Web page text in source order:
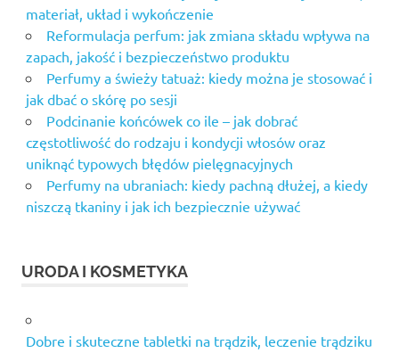
materiał, układ i wykończenie
Reformulacja perfum: jak zmiana składu wpływa na
zapach, jakość i bezpieczeństwo produktu
Perfumy a świeży tatuaż: kiedy można je stosować i
jak dbać o skórę po sesji
Podcinanie końcówek co ile – jak dobrać
częstotliwość do rodzaju i kondycji włosów oraz
uniknąć typowych błędów pielęgnacyjnych
Perfumy na ubraniach: kiedy pachną dłużej, a kiedy
niszczą tkaniny i jak ich bezpiecznie używać
URODA I KOSMETYKA
Dobre i skuteczne tabletki na trądzik, leczenie trądziku